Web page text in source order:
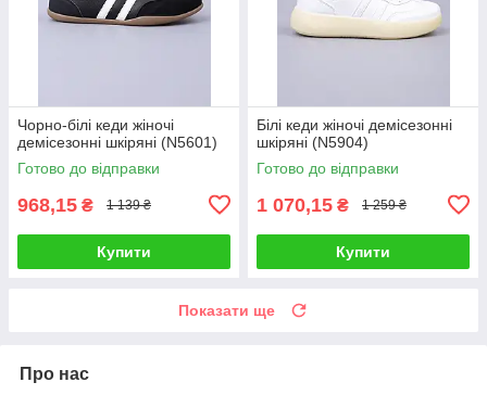
Чорно-білі кеди жіночі
демісезонні шкіряні (N5601)
Готово до відправки
968,15 ₴ 1 139 ₴
Купити
Білі кеди жіночі демісезонні
шкіряні (N5904)
Готово до відправки
1 070,15 ₴ 1 259 ₴
Купити
Показати ще
Про нас